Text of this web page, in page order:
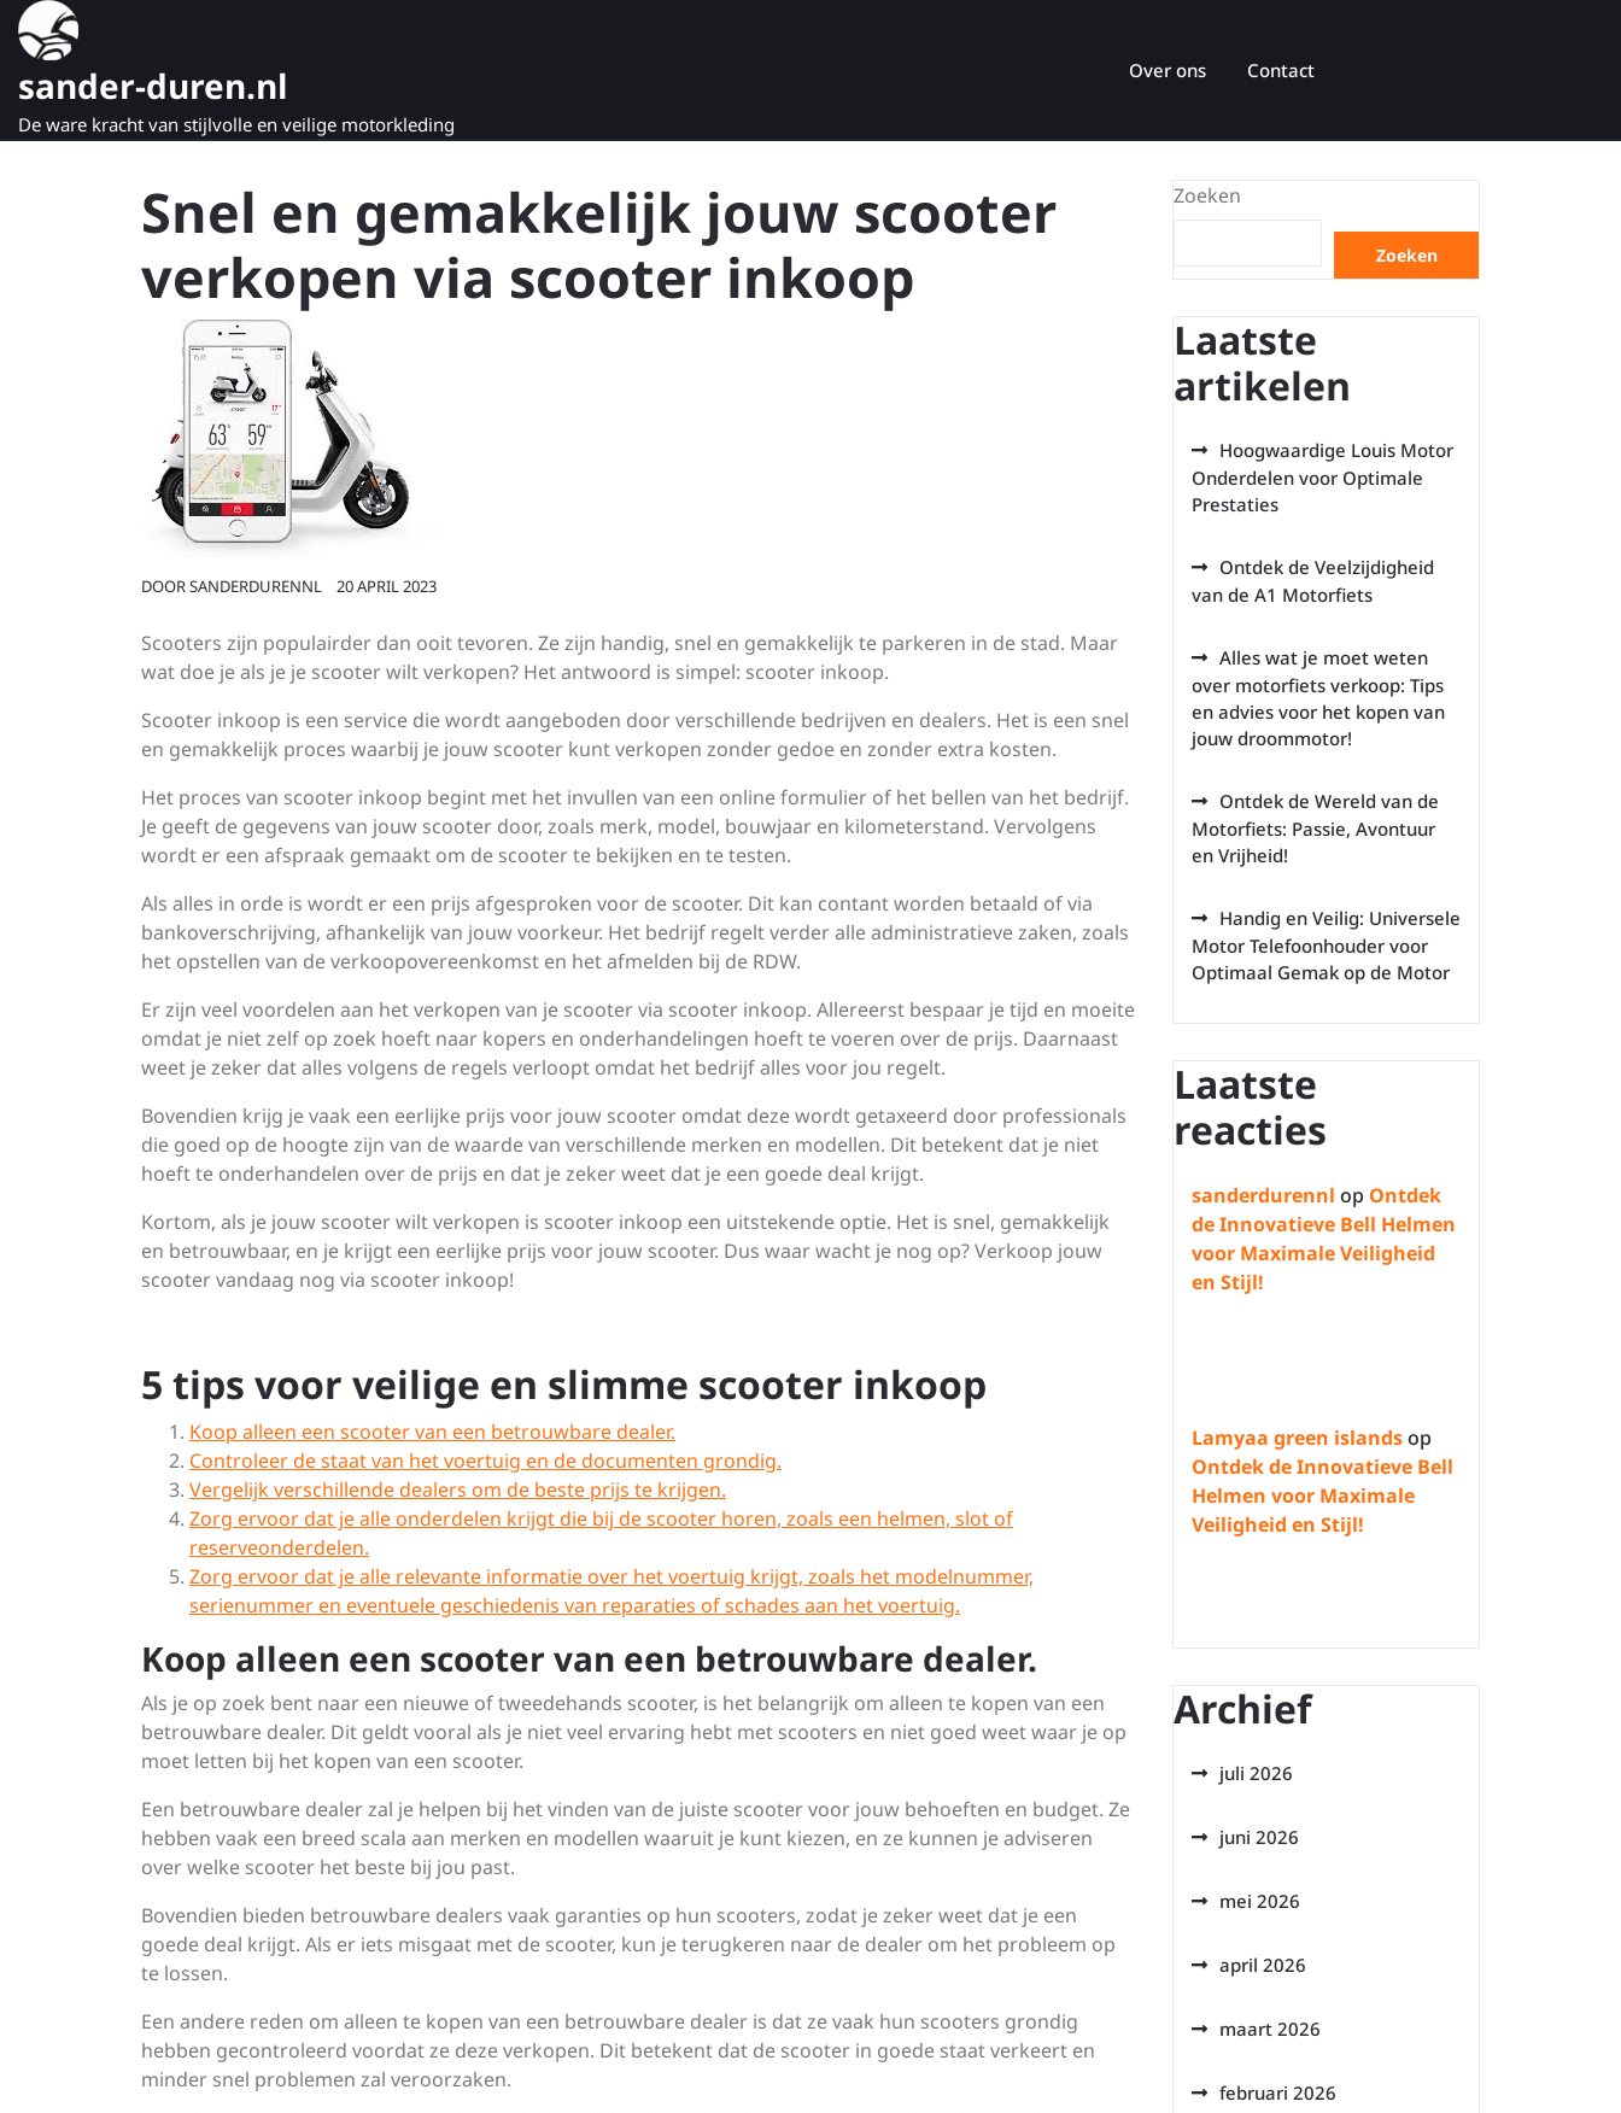
Naar
de
gaansander-duren.nl
De ware kracht van stijlvolle en veilige motorkleding
Over ons Contact
Snel en gemakkelijk jouw scooter
verkopen via scooter inkoop
DOORSANDERDURENNL 20 APRIL 2023
Scooters zijn populairder dan ooit tevoren. Ze zijn handig, snel en gemakkelijk te parkeren in de stad. Maar
wat doe je als je je scooter wilt verkopen? Het antwoord is simpel: scooter inkoop.
Scooter inkoop is een service die wordt aangeboden door verschillende bedrijven en dealers. Het is een snel
en gemakkelijk proces waarbij je jouw scooter kunt verkopen zonder gedoe en zonder extra kosten.
Het proces van scooter inkoop begint met het invullen van een online formulier of het bellen van het bedrijf.
Je geeft de gegevens van jouw scooter door, zoals merk, model, bouwjaar en kilometerstand. Vervolgens
wordt er een afspraak gemaakt om de scooter te bekijken en te testen.
Als alles in orde is wordt er een prijs afgesproken voor de scooter. Dit kan contant worden betaald of via
bankoverschrijving, afhankelijk van jouw voorkeur. Het bedrijf regelt verder alle administratieve zaken, zoals
het opstellen van de verkoopovereenkomst en het afmelden bij de RDW.
Er zijn veel voordelen aan het verkopen van je scooter via scooter inkoop. Allereerst bespaar je tijd en moeite
omdat je niet zelf op zoek hoeft naar kopers en onderhandelingen hoeft te voeren over de prijs. Daarnaast
weet je zeker dat alles volgens de regels verloopt omdat het bedrijf alles voor jou regelt.
Bovendien krijg je vaak een eerlijke prijs voor jouw scooter omdat deze wordt getaxeerd door professionals
die goed op de hoogte zijn van de waarde van verschillende merken en modellen. Dit betekent dat je niet
hoeft te onderhandelen over de prijs en dat je zeker weet dat je een goede deal krijgt.
Kortom, als je jouw scooter wilt verkopen is scooter inkoop een uitstekende optie. Het is snel, gemakkelijk
en betrouwbaar, en je krijgt een eerlijke prijs voor jouw scooter. Dus waar wacht je nog op? Verkoop jouw
scooter vandaag nog via scooter inkoop!
5 tips voor veilige en slimme scooter inkoop
Koop alleen een scooter van een betrouwbare dealer.
Controleer de staat van het voertuig en de documenten grondig.
Vergelijk verschillende dealers om de beste prijs te krijgen.
Zorg ervoor dat je alle onderdelen krijgt die bij de scooter horen, zoals een helmen, slot of
reserveonderdelen.
Zorg ervoor dat je alle relevante informatie over het voertuig krijgt, zoals het modelnummer,
serienummer en eventuele geschiedenis van reparaties of schades aan het voertuig.
Koop alleen een scooter van een betrouwbare dealer.
Als je op zoek bent naar een nieuwe of tweedehands scooter, is het belangrijk om alleen te kopen van een
betrouwbare dealer. Dit geldt vooral als je niet veel ervaring hebt met scooters en niet goed weet waar je op
moet letten bij het kopen van een scooter.
Een betrouwbare dealer zal je helpen bij het vinden van de juiste scooter voor jouw behoeften en budget. Ze
hebben vaak een breed scala aan merken en modellen waaruit je kunt kiezen, en ze kunnen je adviseren
over welke scooter het beste bij jou past.
Bovendien bieden betrouwbare dealers vaak garanties op hun scooters, zodat je zeker weet dat je een
goede deal krijgt. Als er iets misgaat met de scooter, kun je terugkeren naar de dealer om het probleem op
te lossen.
Een andere reden om alleen te kopen van een betrouwbare dealer is dat ze vaak hun scooters grondig
hebben gecontroleerd voordat ze deze verkopen. Dit betekent dat de scooter in goede staat verkeert en
minder snel problemen zal veroorzaken.
Zoeken
Zoeken
Laatste
artikelen
Hoogwaardige Louis Motor
Onderdelen voor Optimale
Prestaties
Ontdek de Veelzijdigheid
van de A1 Motorfiets
Alles wat je moet weten
over motorfiets verkoop: Tips
en advies voor het kopen van
jouw droommotor!
Ontdek de Wereld van de
Motorfiets: Passie, Avontuur
en Vrijheid!
Handig en Veilig: Universele
Motor Telefoonhouder voor
Optimaal Gemak op de Motor
Laatste
reacties
sanderdurennl op Ontdek
de Innovatieve Bell Helmen
voor Maximale Veiligheid
en Stijl!
Lamyaa green islandsop
Ontdek de Innovatieve Bell
Helmen voor Maximale
Veiligheid en Stijl!
Archief
juli 2026
juni 2026
mei 2026
april 2026
maart 2026
februari 2026